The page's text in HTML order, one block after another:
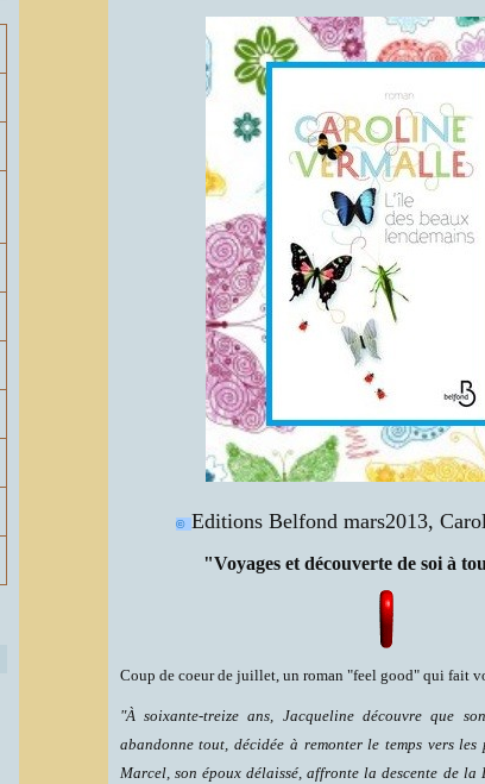
© Editions Belfond mars2013,
"Voyages et découverte de soi à
Coup de coeur de juillet, un roman "feel good" qui fait
"À soixante-treize ans, Jacqueline découvre que
abandonne tout, décidée à remonter le temps vers les
Marcel, son époux délaissé, affronte la descente de la